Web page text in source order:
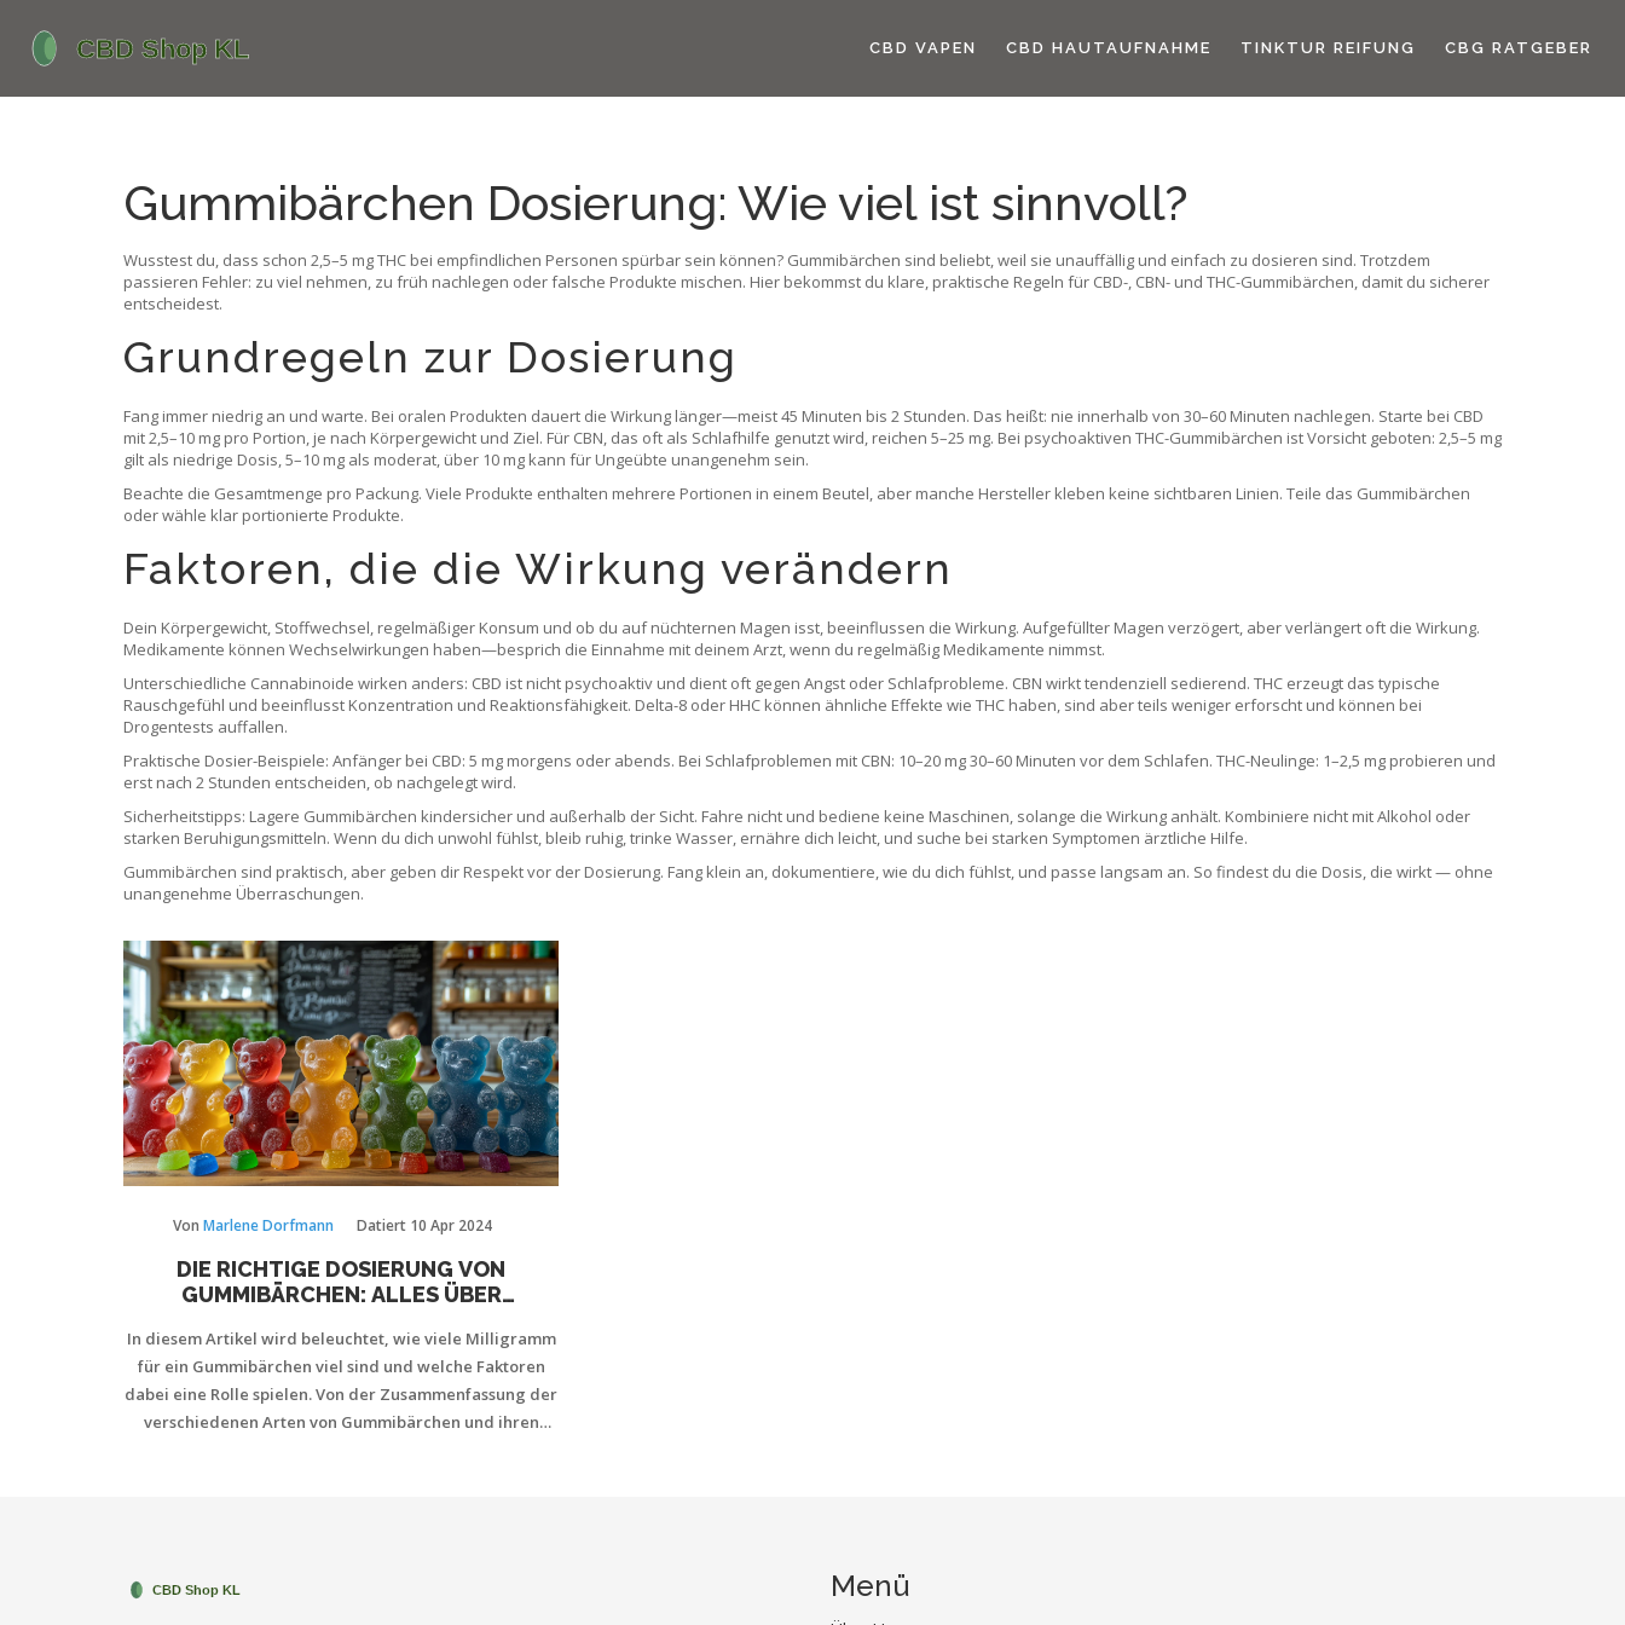
CBD VAPEN CBD HAUTAUFNAHME TINKTUR REIFUNG CBG RATGEBER
Gummibärchen Dosierung: Wie viel ist sinnvoll?
Wusstest du, dass schon 2,5–5 mg THC bei empfindlichen Personen spürbar sein können? Gummibärchen sind beliebt, weil sie unauffällig und einfach zu dosieren sind. Trotzdem
passieren Fehler: zu viel nehmen, zu früh nachlegen oder falsche Produkte mischen. Hier bekommst du klare, praktische Regeln für CBD-, CBN- und THC-Gummibärchen, damit du sicherer
entscheidest.
Grundregeln zur Dosierung
Fang immer niedrig an und warte. Bei oralen Produkten dauert die Wirkung länger—meist 45 Minuten bis 2 Stunden. Das heißt: nie innerhalb von 30–60 Minuten nachlegen. Starte bei CBD
mit 2,5–10 mg pro Portion, je nach Körpergewicht und Ziel. Für CBN, das oft als Schlafhilfe genutzt wird, reichen 5–25 mg. Bei psychoaktiven THC-Gummibärchen ist Vorsicht geboten: 2,5–5 mg
gilt als niedrige Dosis, 5–10 mg als moderat, über 10 mg kann für Ungeübte unangenehm sein.
Beachte die Gesamtmenge pro Packung. Viele Produkte enthalten mehrere Portionen in einem Beutel, aber manche Hersteller kleben keine sichtbaren Linien. Teile das Gummibärchen
oder wähle klar portionierte Produkte.
Faktoren, die die Wirkung verändern
Dein Körpergewicht, Stoffwechsel, regelmäßiger Konsum und ob du auf nüchternen Magen isst, beeinflussen die Wirkung. Aufgefüllter Magen verzögert, aber verlängert oft die Wirkung.
Medikamente können Wechselwirkungen haben—besprich die Einnahme mit deinem Arzt, wenn du regelmäßig Medikamente nimmst.
Unterschiedliche Cannabinoide wirken anders: CBD ist nicht psychoaktiv und dient oft gegen Angst oder Schlafprobleme. CBN wirkt tendenziell sedierend. THC erzeugt das typische
Rauschgefühl und beeinflusst Konzentration und Reaktionsfähigkeit. Delta-8 oder HHC können ähnliche Effekte wie THC haben, sind aber teils weniger erforscht und können bei
Drogentests auffallen.
Praktische Dosier-Beispiele: Anfänger bei CBD: 5 mg morgens oder abends. Bei Schlafproblemen mit CBN: 10–20 mg 30–60 Minuten vor dem Schlafen. THC-Neulinge: 1–2,5 mg probieren und
erst nach 2 Stunden entscheiden, ob nachgelegt wird.
Sicherheitstipps: Lagere Gummibärchen kindersicher und außerhalb der Sicht. Fahre nicht und bediene keine Maschinen, solange die Wirkung anhält. Kombiniere nicht mit Alkohol oder
starken Beruhigungsmitteln. Wenn du dich unwohl fühlst, bleib ruhig, trinke Wasser, ernähre dich leicht, und suche bei starken Symptomen ärztliche Hilfe.
Gummibärchen sind praktisch, aber geben dir Respekt vor der Dosierung. Fang klein an, dokumentiere, wie du dich fühlst, und passe langsam an. So findest du die Dosis, die wirkt — ohne
unangenehme Überraschungen.
Von Marlene Dorfmann Datiert 10 Apr 2024
DIE RICHTIGE DOSIERUNG VON
GUMMIBÄRCHEN: ALLES ÜBER
In diesem Artikel wird beleuchtet, wie viele Milligramm
für ein Gummibärchen viel sind und welche Faktoren
dabei eine Rolle spielen. Von der Zusammenfassung der
verschiedenen Arten von Gummibärchen und ihren
Menü